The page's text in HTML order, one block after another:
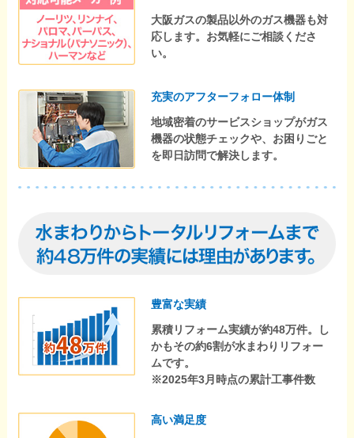
大阪ガスの製品以外のガス機器も対
応します。お気軽にご相談くださ
い。
充実のアフターフォロー体制
地域密着のサービスショップがガス
機器の状態チェックや、お困りごと
を即日訪問で解決します。
豊富な実績
累積リフォーム実績が約48万件。し
かもその約6割が水まわりリフォー
ムです。
※2025年3月時点の累計工事件数
高い満足度